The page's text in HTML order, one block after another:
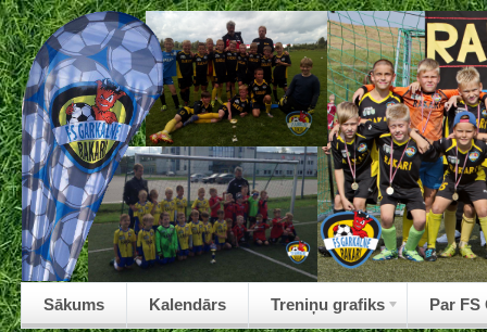
Sākums Kalendārs Treniņu grafiks Par FS